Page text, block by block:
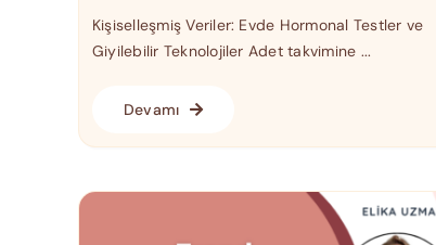
Kişiselleşmiş Veriler: Evde Hormonal Testler ve
Giyilebilir Teknolojiler Adet takvimine ...
Devamı